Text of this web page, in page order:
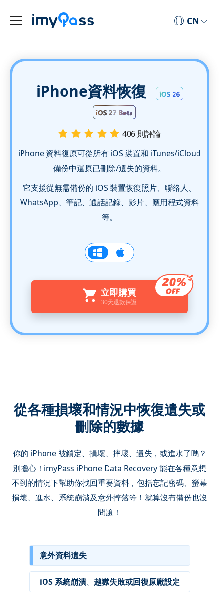
CN
iPhone資料恢復
406 則評論
iPhone 資料復原可從所有 iOS 裝置和 iTunes/iCloud
備份中還原已刪除/遺失的資料。
它支援從無需備份的 iOS 裝置恢復照片、聯絡人、
WhatsApp、筆記、通話記錄、影片、應用程式資料
等。
立即購買
30天退款保證
從各種損壞和情況中恢復遺失或
刪除的數據
你的 iPhone 被鎖定、損壞、摔壞、遺失，或進水了嗎？
別擔心！imyPass iPhone Data Recovery 能在各種意想
不到的情況下幫助你找回重要資料，包括忘記密碼、螢幕
損壞、進水、系統崩潰及意外摔落等！就算沒有備份也沒
問題！
意外資料遺失
iOS 系統崩潰、越獄失敗或回復原廠設定